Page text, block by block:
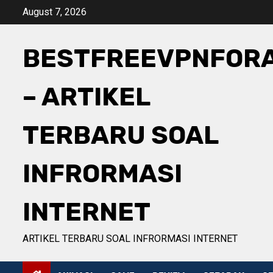
August 7, 2026
– ARTIKEL
TERBARU SOAL
INFRORMASI
INTERNET
ARTIKEL TERBARU SOAL INFRORMASI INTERNET